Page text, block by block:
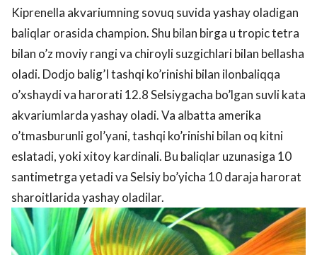
Kiprenella akvariumning sovuq suvida yashay oladigan
baliqlar orasida champion. Shu bilan birga u tropic tetra
bilan o’z moviy rangi va chiroyli suzgichlari bilan bellasha
oladi. Dodjo balig’I tashqi ko’rinishi bilan ilonbaliqqa
o’xshaydi va harorati 12.8 Selsiygacha bo’lgan suvli kata
akvariumlarda yashay oladi. Va albatta amerika
o’tmasburunli gol’yani, tashqi ko’rinishi bilan oq kitni
eslatadi, yoki xitoy kardinali. Bu baliqlar uzunasiga 10
santimetrga yetadi va Selsiy bo’yicha 10 daraja harorat
sharoitlarida yashay oladilar.